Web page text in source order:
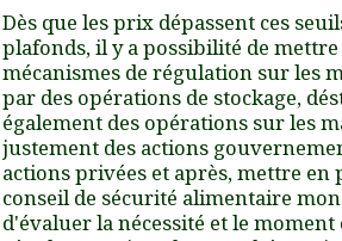
Dès que les prix dépassent ces
plafonds, il y a possibilité de mettre
mécanismes de régulation sur les
par des opérations de stockage,
également des opérations sur les
justement des actions
actions privées et après, mettre en
conseil de sécurité alimentaire
d'évaluer la nécessité et le